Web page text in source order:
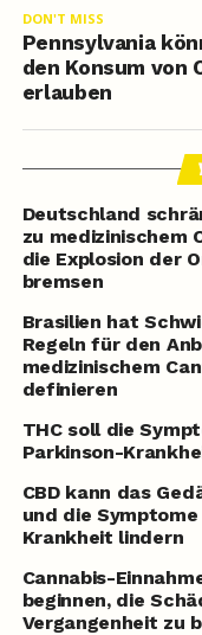
DON'T MISS
Pennsylvania
den Konsum von
erlauben
Deutschland
zu medizinischem
die Explosion der
bremsen
Brasilien hat
Regeln für den
medizinischem
definieren
THC soll die
Parkinson-
CBD kann das
und die
Krankheit lindern
Cannabis-
beginnen, die
Vergangenheit zu